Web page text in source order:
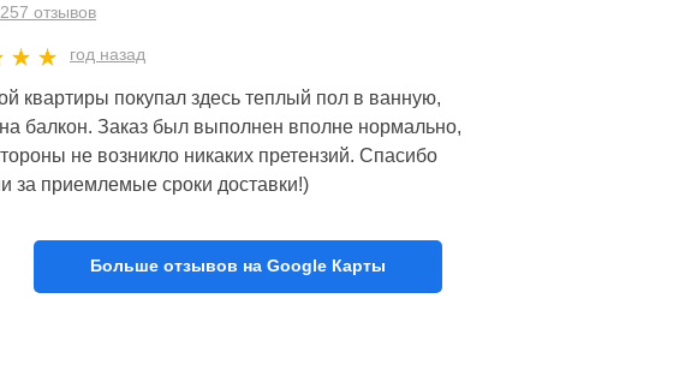
257 отзывов
год назад
квартиры покупал здесь теплый пол в ванную,
балкон. Заказ был выполнен вполне нормально,
не возникло никаких претензий. Спасибо
за приемлемые сроки доставки!)
Больше отзывов на Google Карты